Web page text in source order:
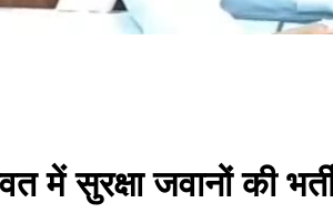
में सुरक्षा जवानों की